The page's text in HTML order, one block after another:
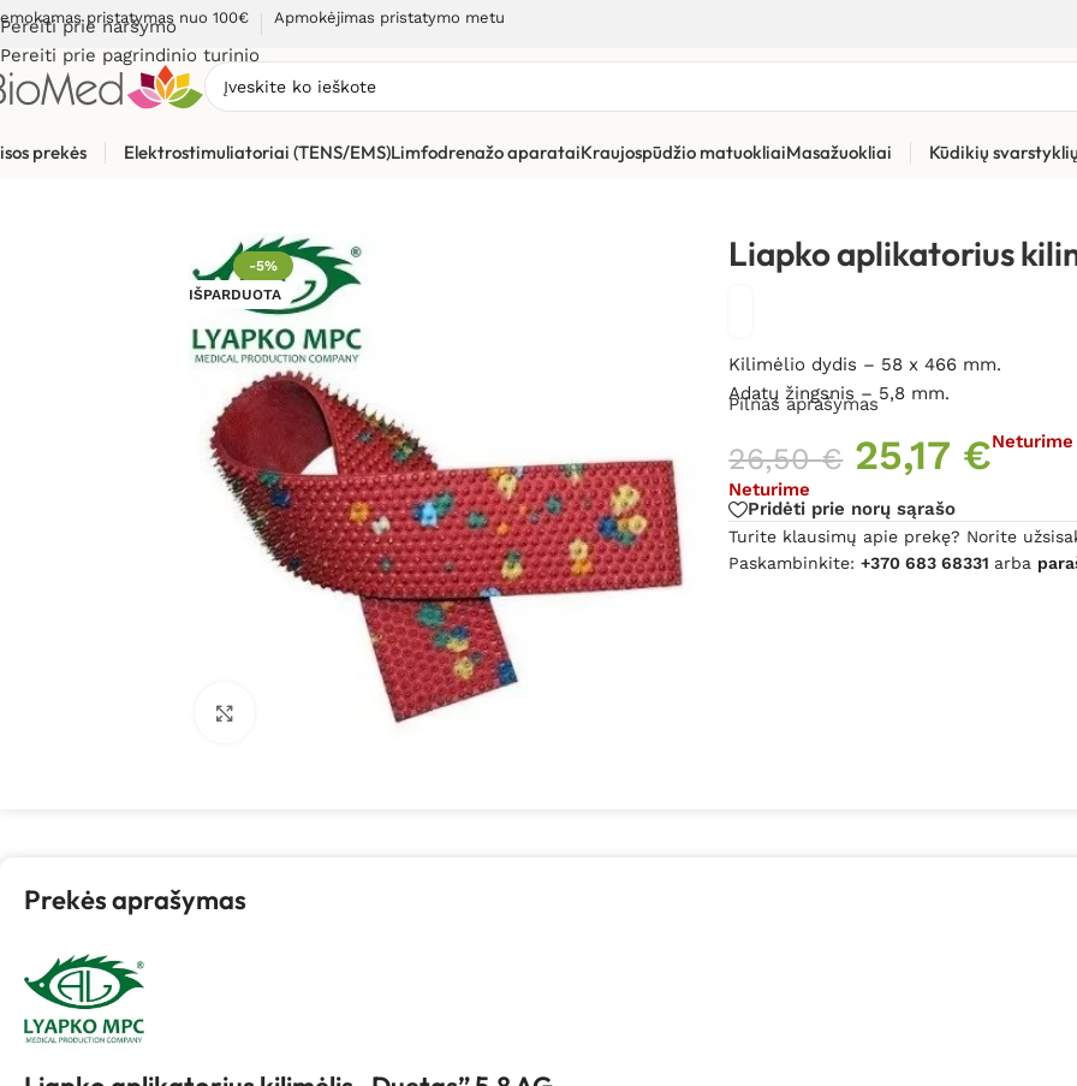
Pereiti prie naršymo
Pereiti prie pagrindinio turinio
pristatymas nuo 100€ Apmokėjimas pristatymo metu
prekės Elektrostimuliatoriai (TENS/EMS)Limfodrenažo aparataiKraujospūdžio matuokliaiMasažuokliai Kūdikių
Masažuokliai
-5%
IŠPARDUOTA
Spustelėkite, kad padidintumėte
Liapko aplikatorius
Kilimėlio dydis – 58 x 466 mm.
Adatų žingsnis – 5,8 mm.
Pilnas aprašymas
26,50€ 25,17 €Neturime
Neturime
Pridėti prie norų sąrašo
Turite klausimų apie prekę? Norite
Paskambinkite:+370 683 68331 arba
Prekės aprašymas